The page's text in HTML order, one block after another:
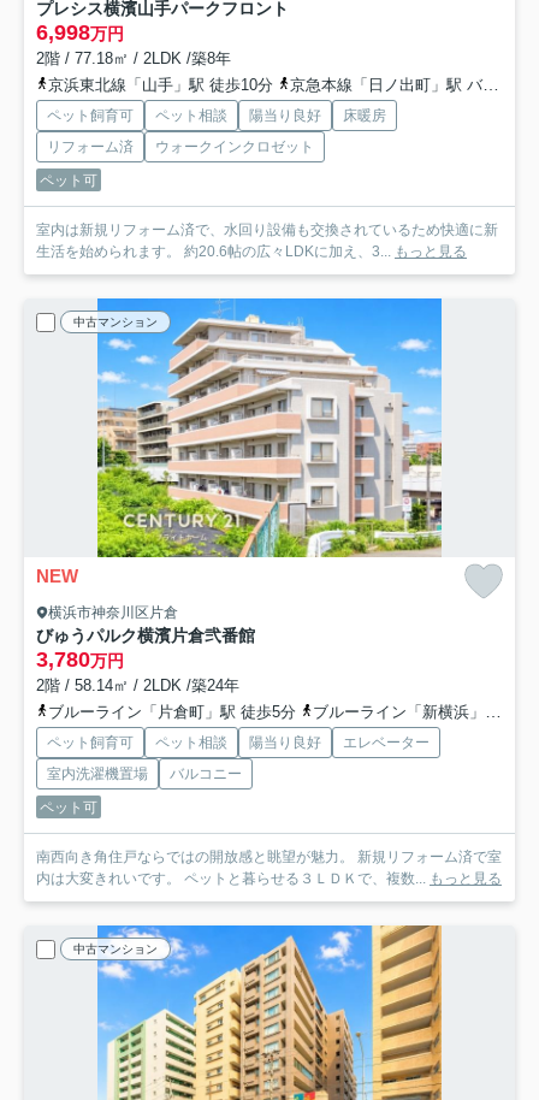
プレシス横濱山手パークフロント
6,998万円
2階 / 77.18㎡ / 2LDK /築8年
京浜東北線「山手」駅 徒歩10分
京急本線「日ノ出町」駅 バス15分 「山元町４丁目」 停歩1分
ペット飼育可 ペット相談 陽当り良好
床暖房
リフォーム済
ウォークインクロゼット
ペット可
室内は新規リフォーム済で、水回り設備も交換されているため快適に新
生活を始められます。 約20.6帖の広々LDKに加え、3... もっと見る
中古マンション
NEW
横浜市神奈川区片倉
びゅうパルク横濱片倉弐番館
3,780万円
2階 / 58.14㎡ / 2LDK /築24年
ブルーライン「片倉町」駅 徒歩5分
ブルーライン「新横浜」駅 バス12分 「菅田町入口」 停歩8分
ペット飼育可 ペット相談 陽当り良好
エレベーター
室内洗濯機置場
バルコニー
ペット可
南西向き角住戸ならではの開放感と眺望が魅力。 新規リフォーム済で室
内は大変きれいです。 ペットと暮らせる３ＬＤＫで、複数... もっと見る
中古マンション